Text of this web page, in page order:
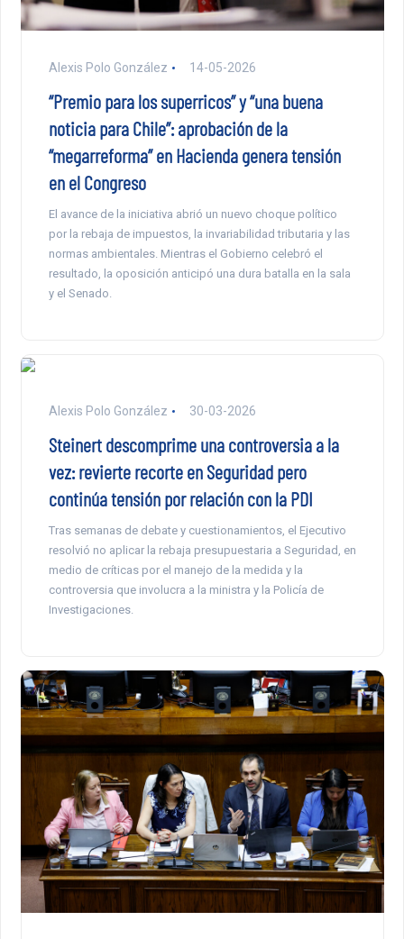
Alexis Polo González 14-05-2026
“Premio para los superricos” y “una buena
noticia para Chile”: aprobación de la
“megarreforma” en Hacienda genera tensión
en el Congreso
El avance de la iniciativa abrió un nuevo choque político
por la rebaja de impuestos, la invariabilidad tributaria y las
normas ambientales. Mientras el Gobierno celebró el
resultado, la oposición anticipó una dura batalla en la sala
y el Senado.
Alexis Polo González 30-03-2026
Steinert descomprime una controversia a la
vez: revierte recorte en Seguridad pero
continúa tensión por relación con la PDI
Tras semanas de debate y cuestionamientos, el Ejecutivo
resolvió no aplicar la rebaja presupuestaria a Seguridad, en
medio de críticas por el manejo de la medida y la
controversia que involucra a la ministra y la Policía de
Investigaciones.